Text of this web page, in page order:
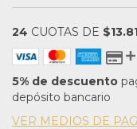
24 CUOTAS DE
5% de descuento
depósito bancario
VER MEDIOS DE